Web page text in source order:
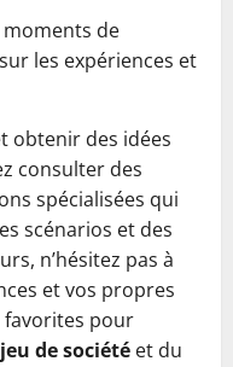
de
les expériences et
obtenir des idées
consulter des
spécialisées qui
scénarios et des
n’hésitez pas à
et vos propres
favorites pour
jeu de société et du